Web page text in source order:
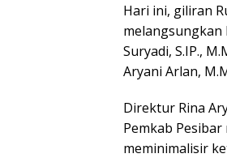
Hari ini, giliran
melangsungkan
Suryadi, S.IP.,
Aryani Arlan,
Direktur Rina
Pemkab
meminimalisir